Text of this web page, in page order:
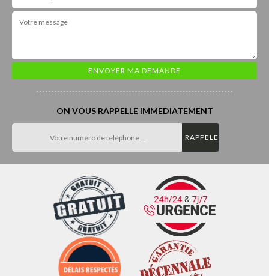
ON VOUS RAPPELLE IMMEDIATEMENT